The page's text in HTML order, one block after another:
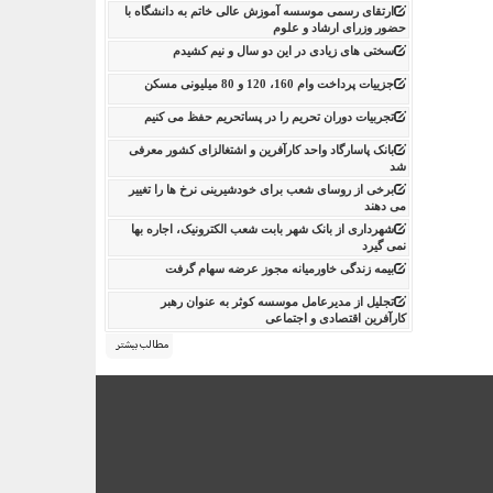
ارتقای رسمی موسسه آموزش عالی خاتم به دانشگاه با
حضور وزرای ارشاد و علوم
سختی های زیادی در این دو سال و نیم کشیدم
جزییات پرداخت وام 160، 120 و 80 میلیونی مسکن
تجربیات دوران تحریم را در پساتحریم حفظ می کنیم
بانک پاسارگاد واحد کارآفرین و اشتغالزای کشور معرفی
شد
برخی از روسای شعب برای خودشیرینی نرخ ها را تغییر
می دهند
شهرداری از بانک شهر بابت شعب الکترونیک، اجاره بها
نمی گیرد
بیمه زندگی خاورمیانه مجوز عرضه سهام گرفت
تجلیل از مدیرعامل موسسه کوثر به عنوان رهبر
کارآفرین اقتصادی و اجتماعی
مطالب بیشتر